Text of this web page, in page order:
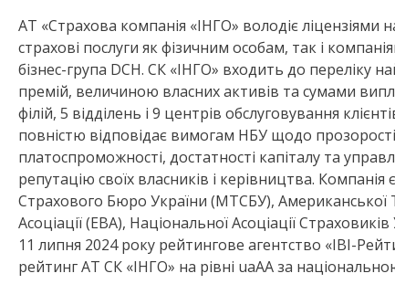
АТ «Страхова компанія «ІНГО» володіє ліцензіями
страхові послуги як фізичним особам, так і
бізнес-група DCH. СК «ІНГО» входить до переліку
премій, величиною власних активів та сумами
філій, 5 відділень і 9 центрів обслуговування
повністю відповідає вимогам НБУ щодо
платоспроможності, достатності капіталу та
репутацію своїх власників і керівництва.
Страхового Бюро України (МТСБУ), Американської
Асоціації (EBA), Національної Асоціації
11 липня 2024 року рейтингове агентство «IBI-
рейтинг АТ СК «ІНГО» на рівні uaАА за